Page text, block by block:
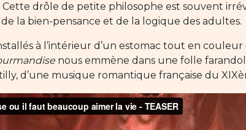
Cette drôle de petite philosophe est souvent
de la bien-pensance et de la logique des adultes.
à l’intérieur d’un estomac tout en couleur
nous emmène dans une folle
d’une musique romantique française du